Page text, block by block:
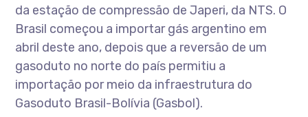
da estação de compressão de Japeri, da NTS. O
Brasil começou a importar gás argentino em
abril deste ano, depois que a reversão de um
gasoduto no norte do país permitiu a
importação por meio da infraestrutura do
Gasoduto Brasil-Bolívia (Gasbol).